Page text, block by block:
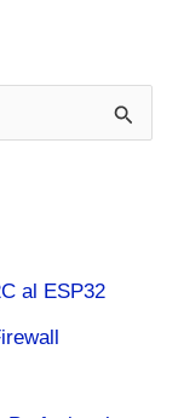
al ESP32